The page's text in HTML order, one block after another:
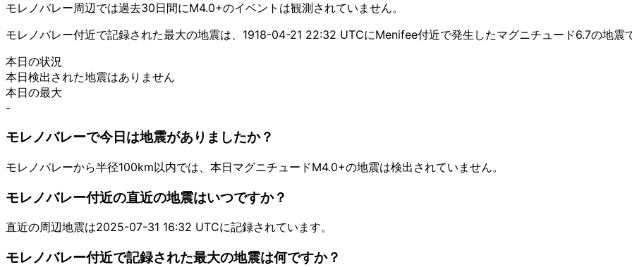
モレノバレー周辺では過去30日間にM4.0+のイベントは観測されていません。
モレノバレー付近で記録された最大の地震は、1918-04-21 22:32 UTCにMenifee付近で発生したマグニチュード6.7の地震
本日の状況
本日検出された地震はありません
本日の最大
-
モレノバレーで今日は地震がありましたか？
モレノバレーから半径100km以内では、本日マグニチュードM4.0+の地震は検出されていません。
モレノバレー付近の直近の地震はいつですか？
直近の周辺地震は2025-07-31 16:32 UTCに記録されています。
モレノバレー付近で記録された最大の地震は何ですか？